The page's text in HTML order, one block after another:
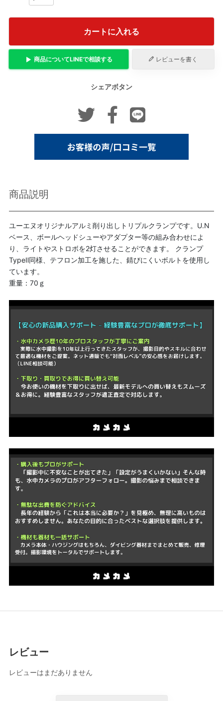
カートに入れる
商品についてLINEで相談する レビューを書く
シェアボタン
商品説明
ユーエヌオリジナルアルミ削り出しトリプルクランプです。U.N
ベース、ボールヘッドシューやアダプター等の組み合わせによ
り、ライトやストロボを2灯させることができます。 クランプ
TypeⅡ同様、テフロン加工を施した、錆びにくいボルトを使用し
ています。
重量：70ｇ
レビュー
レビューはまだありません